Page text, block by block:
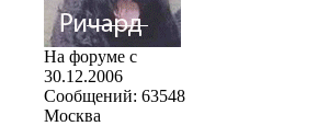
На форуме с
30.12.2006
Сообщений: 63548
Москва